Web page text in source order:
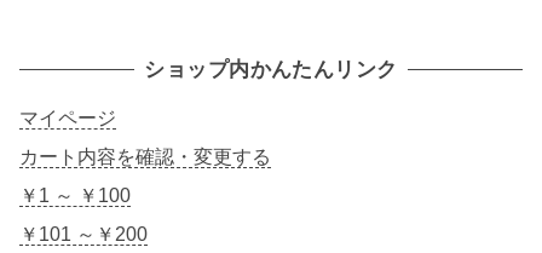
ショップ内かんたんリンク
マイページ
カート内容を確認・変更する
￥1 ～ ￥100
￥101 ～￥200